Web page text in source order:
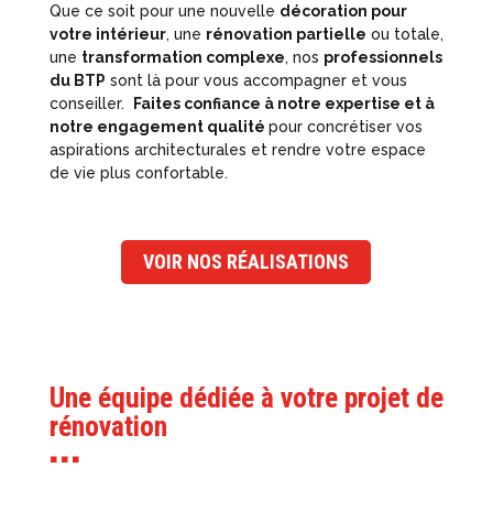
Que ce soit pour une nouvelle décoration pour
votre intérieur, une rénovation partielle ou totale,
une transformation complexe, nos professionnels
du BTP sont là pour vous accompagner et vous
conseiller.
Faites confiance à notre expertise et à
notre engagement qualité pour concrétiser vos
aspirations architecturales et rendre votre espace
de vie plus confortable.
VOIR NOS RÉALISATIONS
Une équipe dédiée à votre projet de
rénovation
■ ■ ■